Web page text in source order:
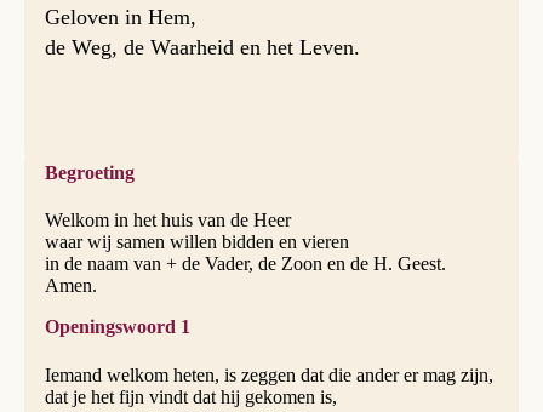
Geloven in Hem,
de Weg, de Waarheid en het Leven.
Begroeting
Welkom in het huis van de Heer
waar wij samen willen bidden en vieren
in de naam van + de Vader, de Zoon en de H. Geest.
Amen.
Openingswoord 1
Iemand welkom heten, is zeggen dat die ander er mag zijn,
dat je het fijn vindt dat hij gekomen is,